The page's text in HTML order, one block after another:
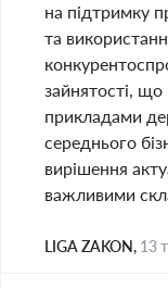
на підтримку
та
зайнятості,
прикладами
середнього
вирішення
важливими
LIGA ZAKON, 13